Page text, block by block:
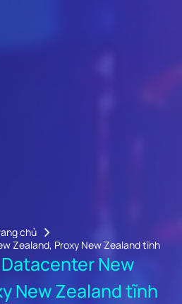
chủ
Zealand, Proxy New Zealand tĩnh
New
New Zealand tĩnh